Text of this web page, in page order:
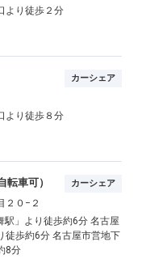
より徒歩２分
カーシェア
より徒歩８分
転車可） カーシェア
２０−２
」より徒歩約6分 名古屋
徒歩約6分 名古屋市営地下
8分